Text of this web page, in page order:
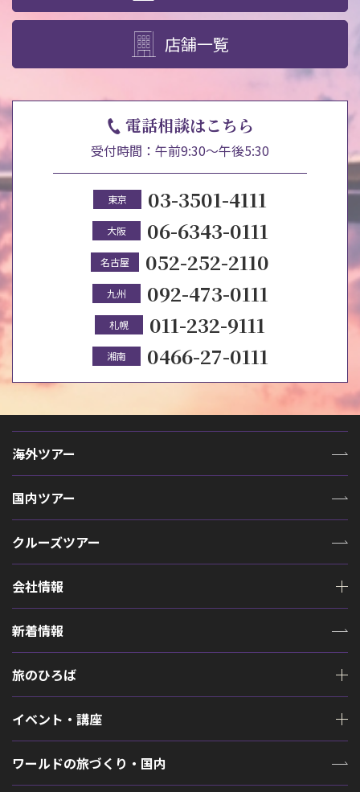
店舗一覧
電話相談はこちら
受付時間：午前9:30～午後5:30
東京 03-3501-4111
大阪 06-6343-0111
名古屋 052-252-2110
九州 092-473-0111
札幌 011-232-9111
湘南 0466-27-0111
海外ツアー
国内ツアー
クルーズツアー
会社情報
新着情報
旅のひろば
イベント・講座
ワールドの旅づくり・国内